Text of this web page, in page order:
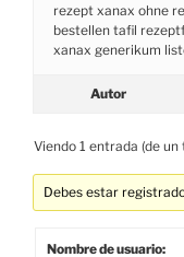
rezept xanax ohne
bestellen tafil
xanax generikum
Autor
Viendo 1 entrada (de un
Debes estar
Nombre de usuario: